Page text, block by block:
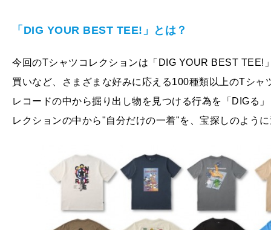
「DIG YOUR BEST TEE!」とは？
今回のTシャツコレクションは「DIG YOUR BEST TEE!
買いなど、さまざまな好みに応える100種類以上のTシ
レコードの中から掘り出し物を見つける行為を「DIGる
レクションの中から"自分だけの一着"を、宝探しのよう